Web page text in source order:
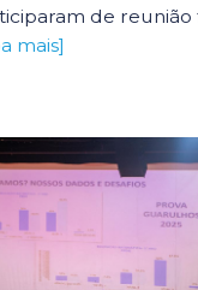
de reunião
mais]